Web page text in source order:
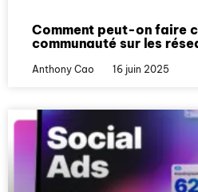
Comment peut-on faire
communauté sur les
Anthony Cao 16 juin 2025